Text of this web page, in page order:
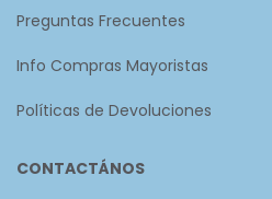
Preguntas Frecuentes
Info Compras Mayoristas
Políticas de Devoluciones
CONTACTÁNOS